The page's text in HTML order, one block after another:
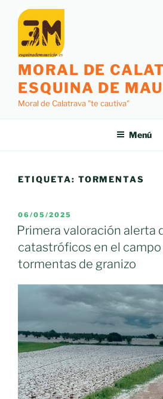
contenido
MORAL DE
ESQUINA DE
Moral de Calatrava "te cautiva"
Menú
ETIQUETA: TORMENTAS
PUBLICADO
EL
06/05/2025
Primera valoración alerta
catastróficos en el campo
tormentas de granizo